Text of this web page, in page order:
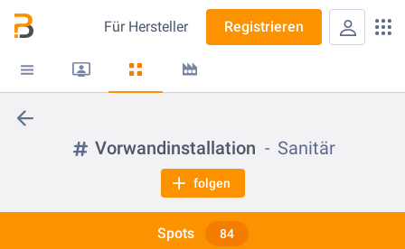
Für Hersteller Registrieren
Vorwandinstallation Sanitär
folgen
Spots 84